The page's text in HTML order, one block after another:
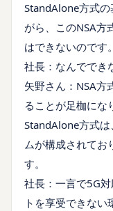
StandAlone方式
がら、このNSA方
はできないのです。
社長：なんででき
矢野さん：NSA方
ることが足枷にな
StandAlone方式
ムが構成されてお
す。
社長：一言で5G
トを享受できな